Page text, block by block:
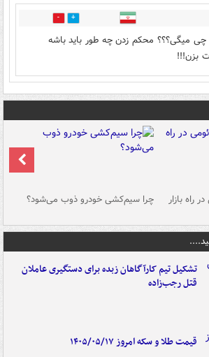
1
میگی؟؟؟ محکم زدن چه طور باید باشه
بزن!!!
راه بازار چرا سیم‌کشی خودرو ذوب می‌شود؟
تشکیل تیم کارآگاهان زبده برای دستگیری عاملان
قتل رجب‌زاده
قیمت طلا و سکه امروز ۱۴۰۵/۰۵/۱۷